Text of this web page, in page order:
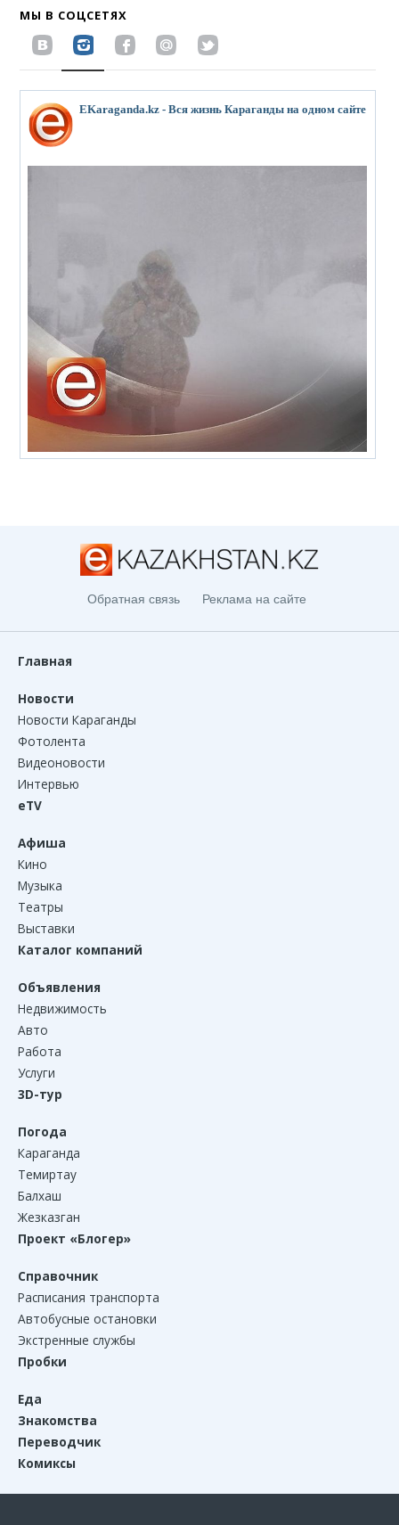
МЫ В СОЦСЕТЯХ
EKaraganda.kz - Вся жизнь Караганды на одном сайте
Обратная связь Реклама на сайте
Главная
Новости
Новости Караганды
Фотолента
Видеоновости
Интервью
eTV
Афиша
Кино
Музыка
Театры
Выставки
Каталог компаний
Объявления
Недвижимость
Авто
Работа
Услуги
3D-тур
Погода
Караганда
Темиртау
Балхаш
Жезказган
Проект «Блогер»
Справочник
Расписания транспорта
Автобусные остановки
Экстренные службы
Пробки
Еда
Знакомства
Переводчик
Комиксы